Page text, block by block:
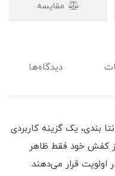
مقایسه
دیدگاه‌ها
بندی، یک گزینه کاربردی
کفش خود فقط ظاهر
اولویت قرار می‌دهند.